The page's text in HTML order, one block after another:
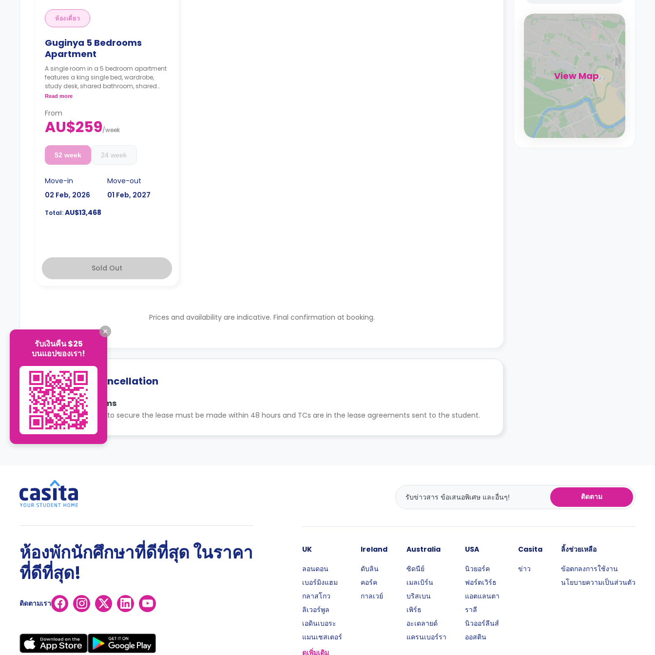
ห้องเดี่ยว
Guginya 5 Bedrooms
Apartment
A single room in a 5 bedroom apartment
features a king single bed, wardrobe,
study desk, shared bathroom, shared
living and kitchen.
Read more
From
AU$259/week
52 week 24 week
Move-in
02 Feb, 2026
Move-out
01 Feb, 2027
Total:AU$13,468
Sold Out
Prices and availability are indicative. Final confirmation at booking.
Payment & Cancellation
Payment Terms
Initial payments to secure the lease must be made within 48 hours and TCs are in the lease agreements sent to the student.
View Map
ติดตาม
ห้องพักนักศึกษาที่ดีที่สุด ในราคา
ที่ดีที่สุด!
ติดตามเรา
UK
ลอนดอน
เบอร์มิงแฮม
กลาสโกว
ลิเวอร์พูล
เอดินเบอระ
แมนเชสเตอร์
ดูเพิ่มเติม
Ireland
ดับลิน
คอร์ค
กาลเวย์
Australia
ซิดนีย์
เมลเบิร์น
บริสเบน
เพิร์ธ
อะเดลายด์
แครนเบอร์รา
USA
นิวยอร์ค
ฟอร์ตเวิร์ธ
แอตแลนตา
ราลี
นิวออร์ลีนส์
ออสติน
Casita
ข่าว
ลิ้งช่วยเหลือ
ข้อตกลงการใช้งาน
นโยบายความเป็นส่วนตัว
รับเงินคืน $25
บนแอปของเรา!